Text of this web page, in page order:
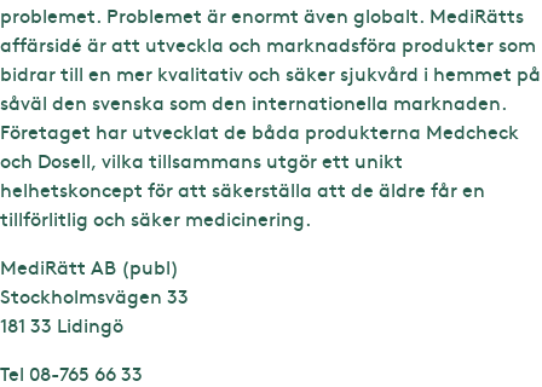
problemet. Problemet är enormt även globalt. MediRätts
affärsidé är att utveckla och marknadsföra produkter som
bidrar till en mer kvalitativ och säker sjukvård i hemmet på
såväl den svenska som den internationella marknaden.
Företaget har utvecklat de båda produkterna Medcheck
och Dosell, vilka tillsammans utgör ett unikt
helhetskoncept för att säkerställa att de äldre får en
tillförlitlig och säker medicinering.
MediRätt AB (publ)
Stockholmsvägen 33
181 33 Lidingö
Tel 08-765 66 33